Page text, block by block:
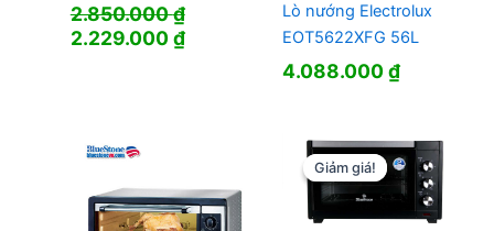
2.850.000₫
Giá
2.229.000₫Giá
Lò nướng Electrolux
EOT5622XFG 56L
4.088.000₫
Giảm giá!
Giảm giá!